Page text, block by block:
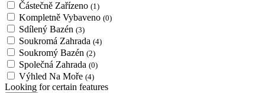
Částečně Zařízeno (1)
Kompletně Vybaveno (0)
Sdílený Bazén (3)
Soukromá Zahrada (4)
Soukromý Bazén (2)
Společná Zahrada (0)
Výhled Na Moře (4)
Looking for certain features